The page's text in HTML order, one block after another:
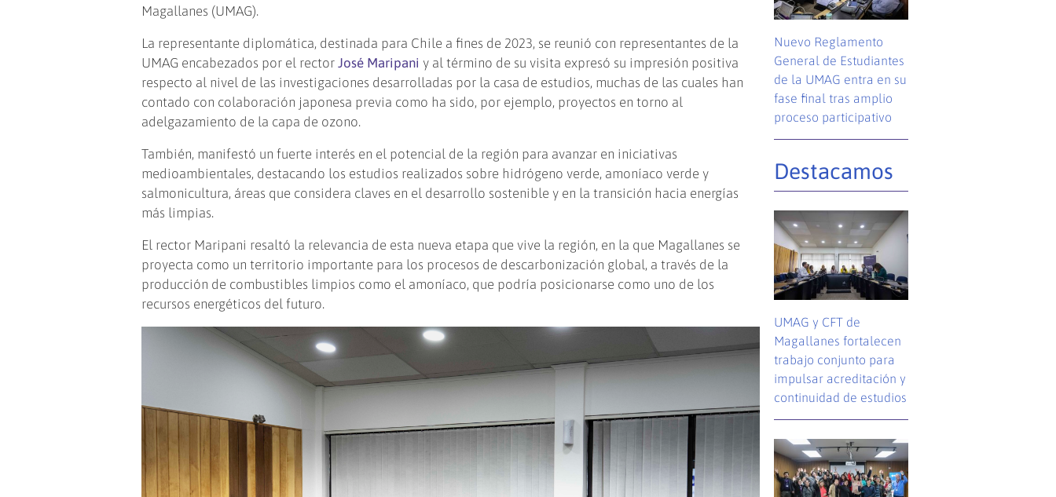
Magallanes (UMAG).
La representante diplomática, destinada para Chile a fines de 2023, se reunió con representantes de la
UMAG encabezados por el rectorJosé Maripani y al término de su visita expresó su impresión positiva
respecto al nivel de las investigaciones desarrolladas por la casa de estudios, muchas de las cuales han
contado con colaboración japonesa previa como ha sido, por ejemplo, proyectos en torno al
adelgazamiento de la capa de ozono.
También, manifestó un fuerte interés en el potencial de la región para avanzar en iniciativas
medioambientales, destacando los estudios realizados sobre hidrógeno verde, amoníaco verde y
salmonicultura, áreas que considera claves en el desarrollo sostenible y en la transición hacia energías
más limpias.
El rector Maripani resaltó la relevancia de esta nueva etapa que vive la región, en la que Magallanes se
proyecta como un territorio importante para los procesos de descarbonización global, a través de la
producción de combustibles limpios como el amoníaco, que podría posicionarse como uno de los
recursos energéticos del futuro.
Nuevo Reglamento
General de Estudiantes
de la UMAG entra en su
fase final tras amplio
proceso participativo
Destacamos
UMAG y CFT de
Magallanes fortalecen
trabajo conjunto para
impulsar acreditación y
continuidad de estudios